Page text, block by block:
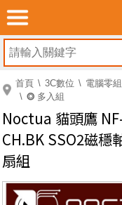
首頁 3C數位 電腦零
⭗ 多入組
Noctua 貓頭鷹
CH.BK SSO2磁穩
扇組